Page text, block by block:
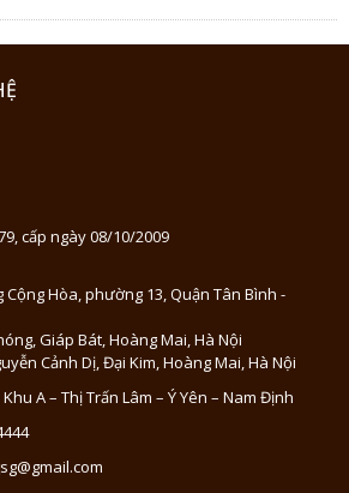
cấp ngày 08/10/2009
Cộng Hòa, phường 13, Quận Tân Bình -
Giáp Bát, Hoàng Mai, Hà Nội
Cảnh Dị, Đại Kim, Hoàng Mai, Hà Nội
Khu A – Thị Trấn Lâm – Ý Yên – Nam Định